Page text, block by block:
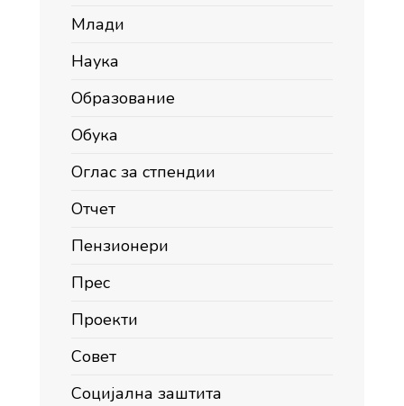
Млади
Наука
Образование
Обука
Оглас за стпендии
Отчет
Пензионери
Прес
Проекти
Совет
Социјална заштита